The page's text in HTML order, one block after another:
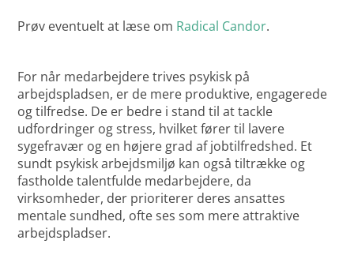
Prøv eventuelt at læse om Radical Candor.
For når medarbejdere trives psykisk på
arbejdspladsen, er de mere produktive, engagerede
og tilfredse. De er bedre i stand til at tackle
udfordringer og stress, hvilket fører til lavere
sygefravær og en højere grad af jobtilfredshed. Et
sundt psykisk arbejdsmiljø kan også tiltrække og
fastholde talentfulde medarbejdere, da
virksomheder, der prioriterer deres ansattes
mentale sundhed, ofte ses som mere attraktive
arbejdspladser.